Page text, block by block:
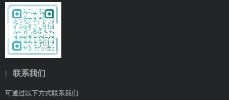
联系我们
可通过以下方式联系我们